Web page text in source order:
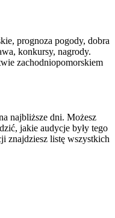
prognoza pogody, dobra
konkursy, nagrody.
zachodniopomorskiem
najbliższe dni. Możesz
jakie audycje były tego
znajdziesz listę wszystkich